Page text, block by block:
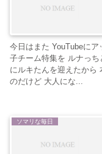
今日はまた YouTubeに
子チーム特集を ルナっ
にルキたんを迎えたから
のだけど 大人にな...
ソマリな毎日